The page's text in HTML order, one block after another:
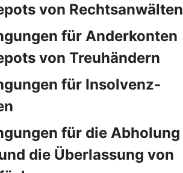
von Rechtsanwälten
für Anderkonten
von Treuhändern
für Insolvenz-
für die Abholung
die Überlassung von